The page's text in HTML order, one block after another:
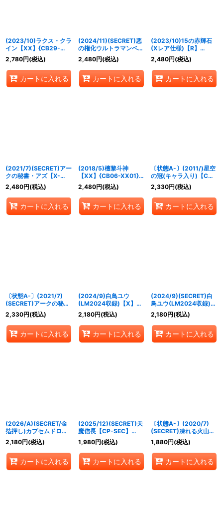
(2023/10)ラクス・クラ
イン【XX】{CB29-
XX02}《白》
2,780円(税込)
カートに入れる
(2024/11)(SECRET)悪
の権化ウルトラマンベリ
アル(CB32収録)【X-
SEC】{PB08-X02}
《多》
2,480円(税込)
カートに入れる
(2023/10)15の赤輝石
(Xレア仕様)【R】
{SD66-008}《赤》
2,480円(税込)
カートに入れる
(2021/7)(SECRET)アー
クの秘書・アズ【X-
SEC】{CB17-X06}
《紫》
2,480円(税込)
カートに入れる
(2018/5)檀黎斗神
【XX】{CB06-XX01}
《多》
2,480円(税込)
カートに入れる
〔状態A-〕(2011/)星空
の冠(キャラ入り)【C】
{BSC05-020}《黄》
2,330円(税込)
カートに入れる
〔状態A-〕(2021/7)
(SECRET)アークの秘
書・アズ【X-SEC】
{CB17-X06}《紫》
2,330円(税込)
カートに入れる
(2024/9)白鳥ユウ
(LM2024収録)【X】
{PX22-04}《白》
2,180円(税込)
カートに入れる
(2024/9)(SECRET)白
鳥ユウ(LM2024収録)
【X-SEC】{PX22-04}
《白》
2,180円(税込)
カートに入れる
(2026/A)(SECRET/金
箔押し)カプセムドロッ
パー【C-SEC】
{26RSD07-012}《紫》
2,180円(税込)
カートに入れる
(2025/12)(SECRET)天
魔信長【CP-SEC】
{BSC48-CP03}《多》
1,980円(税込)
カートに入れる
〔状態A-〕(2020/7)
(SECRET)凍れる火山
(BSC36収録)【C-
SEC】{BS43-084}
《白》
1,880円(税込)
カートに入れる